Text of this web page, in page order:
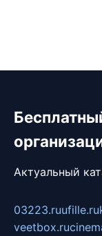
Актуальный
03223.ruufille.ru
veetbox.ru